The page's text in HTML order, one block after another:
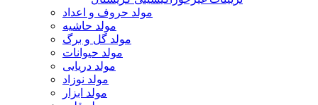
مولد حروف و اعداد
مولد حاشیه
مولد گل و برگ
مولد حیوانات
مولد دریایی
مولد نوزاد
مولد ابزار